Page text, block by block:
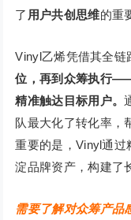
了 用户共创思维的重
Vinyl乙烯凭借其全
位，再到众筹执行
精准触达目标用户。
队最大化了转化率，
重要的是，Vinyl通过
淀品牌资产，构建了
需要了解对众筹产品